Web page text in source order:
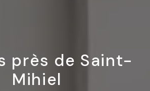
près de Saint-
Mihiel